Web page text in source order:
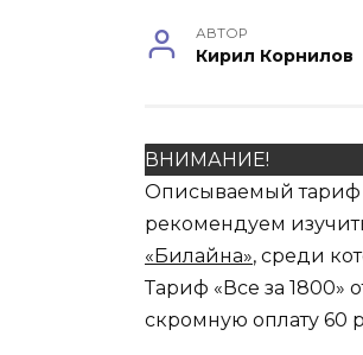
АВТОР
Кирил Корнилов
ВНИМАНИЕ!
Описываемый тариф
рекомендуем
«Билайна», среди
Тариф «Все за 1800»
скромную оплату 60